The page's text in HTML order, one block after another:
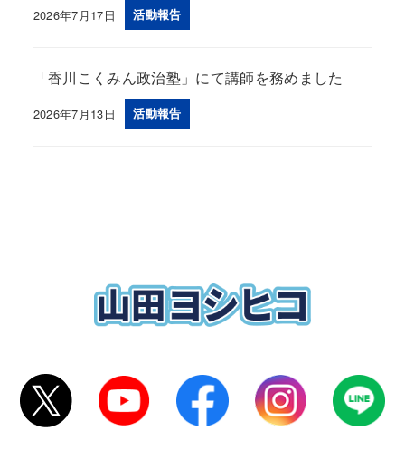
投稿日
2026年7月17日 活動報告
「香川こくみん政治塾」にて講師を務めました
投稿日
2026年7月13日 活動報告